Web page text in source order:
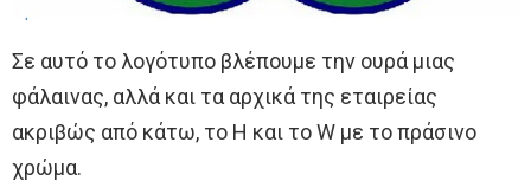
Σε αυτό το λογότυπο βλέπουμε την ουρά μιας
φάλαινας, αλλά και τα αρχικά της εταιρείας
ακριβώς από κάτω, το H και το W με το πράσινο
χρώμα.